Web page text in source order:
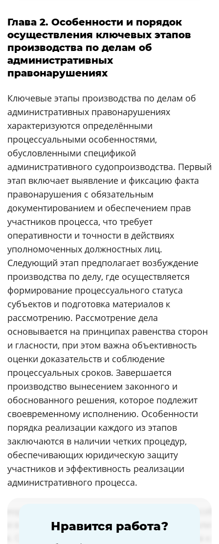
Глава 2. Особенности и порядок
осуществления ключевых этапов
производства по делам об
административных
правонарушениях
Ключевые этапы производства по делам об
административных правонарушениях
характеризуются определёнными
процессуальными особенностями,
обусловленными спецификой
административного судопроизводства. Первый
этап включает выявление и фиксацию факта
правонарушения с обязательным
документированием и обеспечением прав
участников процесса, что требует
оперативности и точности в действиях
уполномоченных должностных лиц.
Следующий этап предполагает возбуждение
производства по делу, где осуществляется
формирование процессуального статуса
субъектов и подготовка материалов к
рассмотрению. Рассмотрение дела
основывается на принципах равенства сторон
и гласности, при этом важна объективность
оценки доказательств и соблюдение
процессуальных сроков. Завершается
производство вынесением законного и
обоснованного решения, которое подлежит
своевременному исполнению. Особенности
порядка реализации каждого из этапов
заключаются в наличии четких процедур,
обеспечивающих юридическую защиту
участников и эффективность реализации
административного процесса.
Нравится работа?